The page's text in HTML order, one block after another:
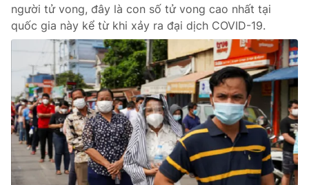
người tử vong, đây là con số tử vong cao nhất tại
quốc gia này kể từ khi xảy ra đại dịch COVID-19.